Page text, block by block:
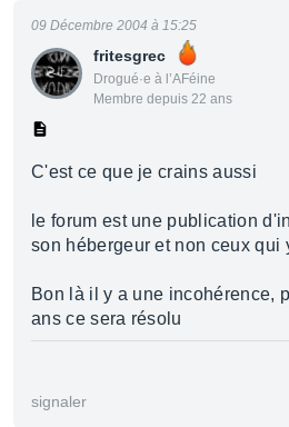
fritesgrec
Drogué·e à l’AFéine
Membre depuis 22 ans
09 Décembre 2004 à 15:25
C'est ce que je crains aussi
le forum est une publication
son hébergeur et non ceux qui
Bon là il y a une incohérence,
ans ce sera résolu
signaler